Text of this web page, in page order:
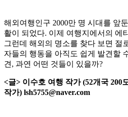
해외여행인구 2000만 명 시대를 앞
활이 되었다. 이제 여행지에서의 에
그런데 해외의 명소를 찾다 보면 절
자들의 행동을 아직도 쉽게 발견할
견, 과연 어떤 것들이 있을까?
<글> 이수호 여행 작가 (52개국 200
작가) lsh5755@naver.com